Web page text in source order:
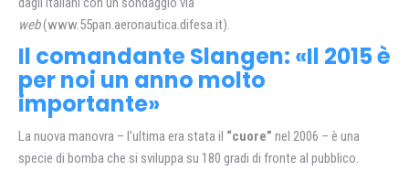
web(www.55pan.aeronautica.difesa.it).
Il comandante Slangen: «Il 2015 è
per noi un anno molto
importante»
La nuova manovra – l’ultima era stata il “cuore” nel 2006 – è una
specie di bomba che si sviluppa su 180 gradi di fronte al pubblico.